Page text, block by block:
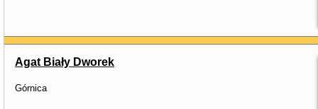
Agat Biały Dworek
Górnica